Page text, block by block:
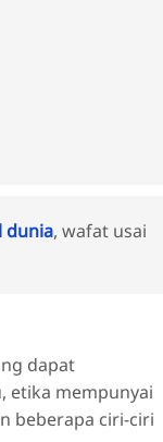
dunia, wafat usai
dapat
etika mempunyai
beberapa ciri-ciri